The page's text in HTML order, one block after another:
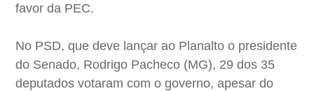
favor da PEC.
No PSD, que deve lançar ao Planalto o presidente
do Senado, Rodrigo Pacheco (MG), 29 dos 35
deputados votaram com o governo, apesar do